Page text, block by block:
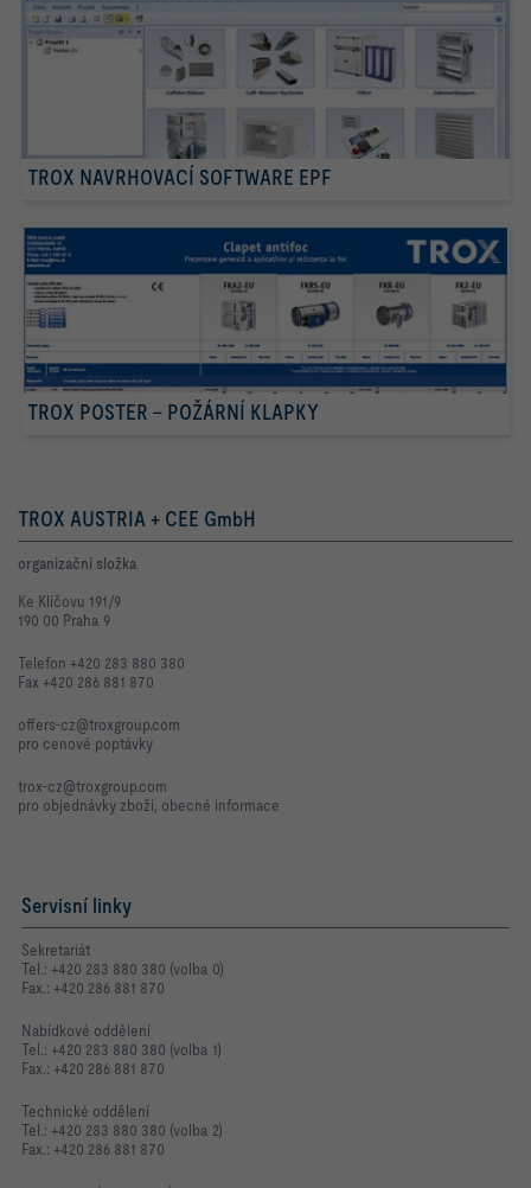
TROX NAVRHOVACÍ SOFTWARE EPF
TROX POSTER – POŽÁRNÍ KLAPKY
TROX AUSTRIA + CEE GmbH
organizační složka
Ke Klíčovu 191/9
190 00 Praha 9
Telefon +420 283 880 380
Fax +420 286 881 870
offers-cz@troxgroup.com
pro cenové poptávky
trox-cz@troxgroup.com
pro objednávky zboží, obecné informace
Servisní linky
Sekretariát
Tel.: +420 283 880 380 (volba 0)
Fax.: +420 286 881 870
Nabídkové oddělení
Tel.: +420 283 880 380 (volba 1)
Fax.: +420 286 881 870
Technické oddělení
Tel.: +420 283 880 380 (volba 2)
Fax.: +420 286 881 870